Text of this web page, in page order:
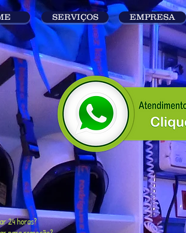
SERVIÇOS EMPRESA
24 horas?